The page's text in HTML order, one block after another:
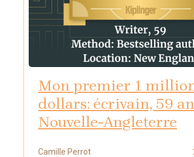
Mon premier 1
dollars: écrivain, 59
Nouvelle-Angleterre
Camille Perrot